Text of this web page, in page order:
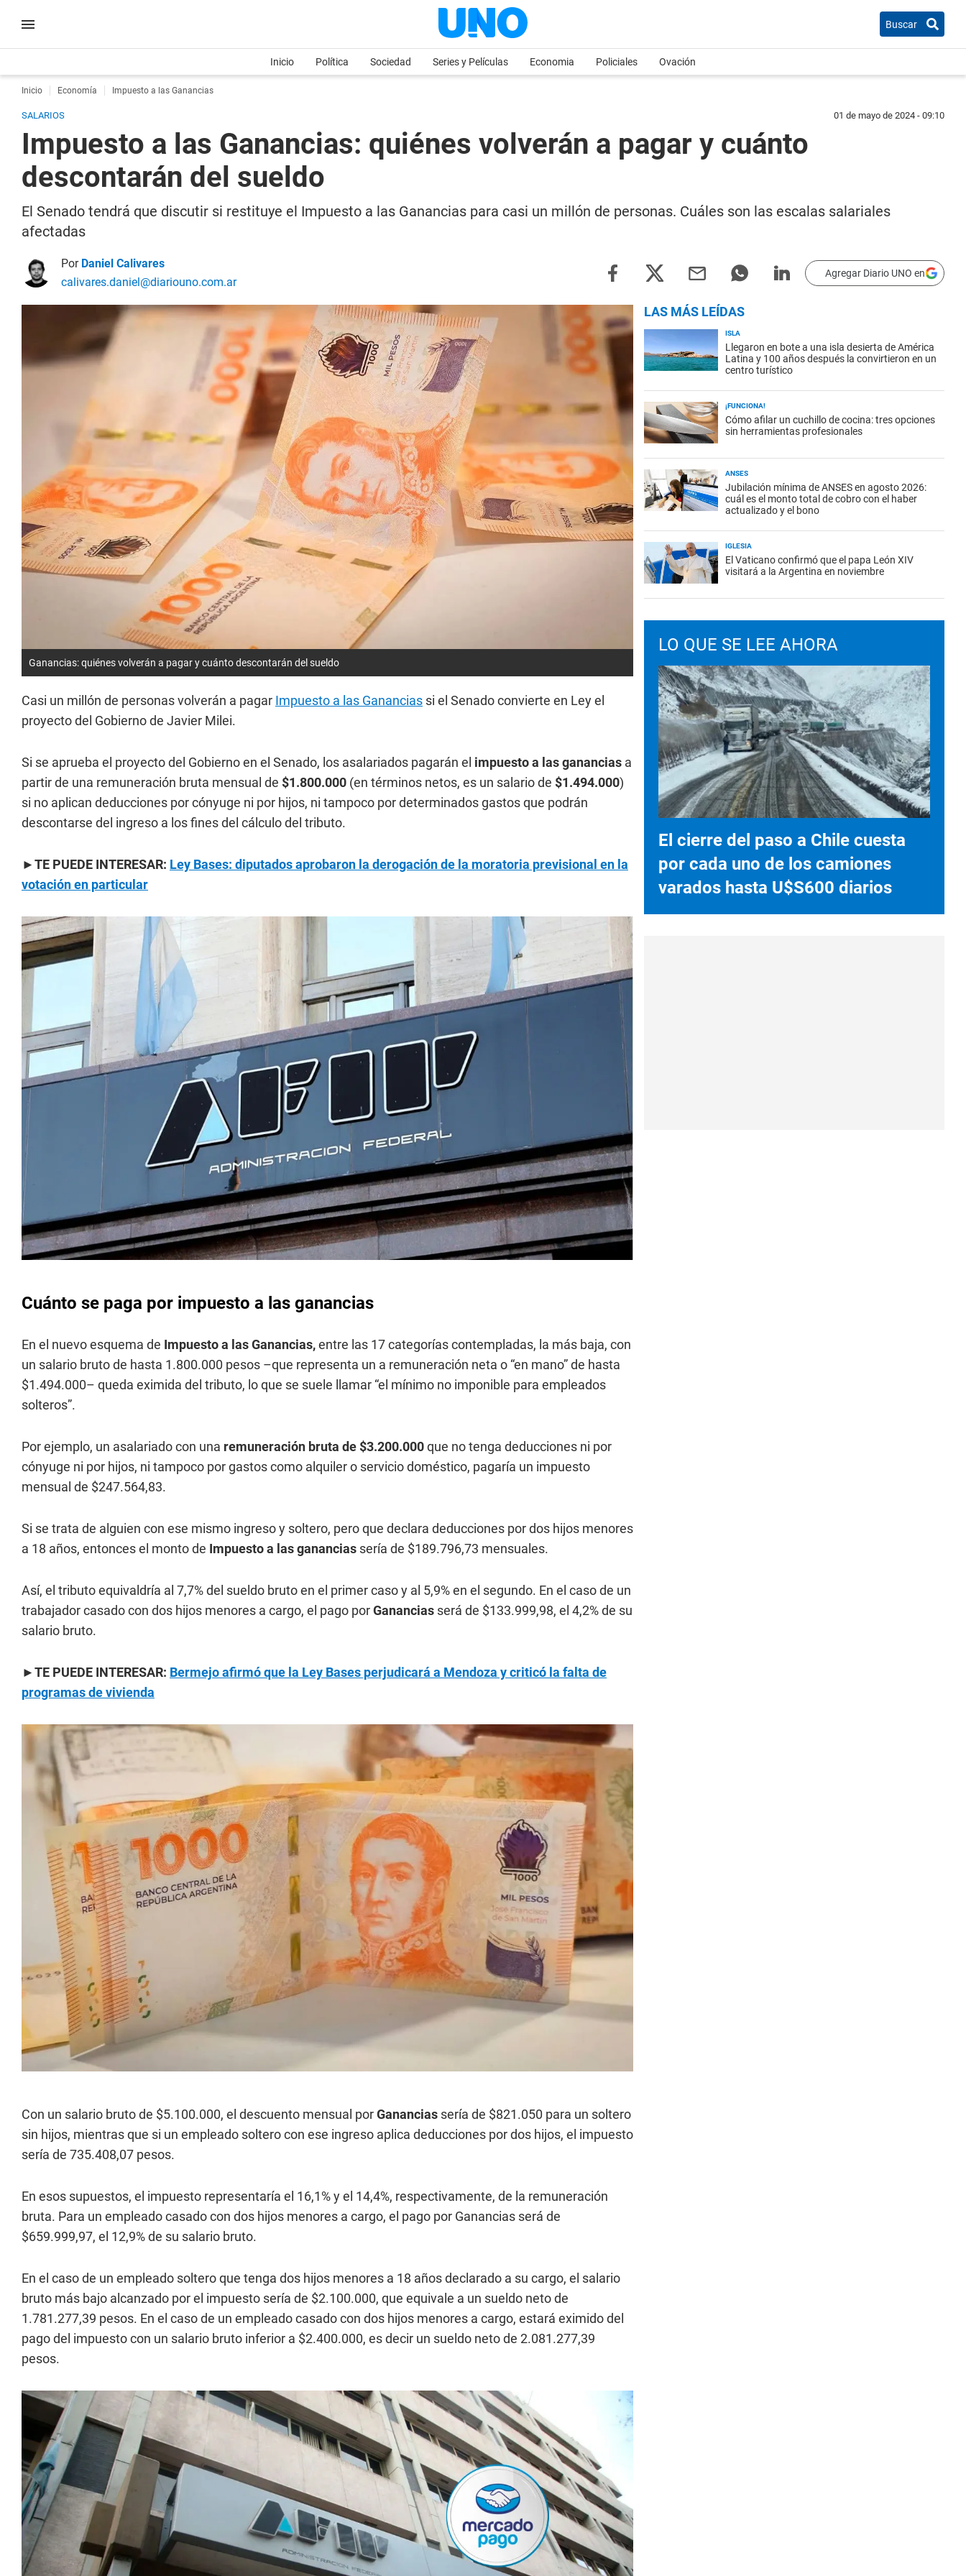
Buscar
Inicio Política Sociedad Series y Películas Economia Policiales Ovación
Inicio Economía Impuesto a las Ganancias
SALARIOS 01 de mayo de 2024 - 09:10
Impuesto a las Ganancias: quiénes volverán a pagar y cuánto
descontarán del sueldo
El Senado tendrá que discutir si restituye el Impuesto a las Ganancias para casi un millón de personas. Cuáles son las escalas salariales
afectadas
Por Daniel Calivares
calivares.daniel@diariouno.com.ar
Agregar Diario UNO en
Ganancias: quiénes volverán a pagar y cuánto descontarán del sueldo
Casi un millón de personas volverán a pagar Impuesto a las Ganancias si el Senado convierte en Ley el
proyecto del Gobierno de Javier Milei.
Si se aprueba el proyecto del Gobierno en el Senado, los asalariados pagarán el impuestoa las ganancias a
partir de una remuneración bruta mensual de $1.800.000 (en términos netos, es un salario de $1.494.000)
si no aplican deducciones por cónyuge ni por hijos, ni tampoco por determinados gastos que podrán
descontarse del ingreso a los fines del cálculo del tributo.
►TE PUEDE INTERESAR: Ley Bases: diputados aprobaron la derogación de la moratoria previsional en la
votación en particular
Cuánto se paga por impuesto a las ganancias
En el nuevo esquema de Impuesto a las Ganancias,entre las 17 categorías contempladas, la más baja, con
un salario bruto de hasta 1.800.000 pesos –que representa un a remuneración neta o “en mano” de hasta
$1.494.000– queda eximida del tributo, lo que se suele llamar “el mínimo no imponible para empleados
solteros”.
Por ejemplo, un asalariado con una remuneración bruta de $3.200.000que no tenga deducciones ni por
cónyuge ni por hijos, ni tampoco por gastos como alquiler o servicio doméstico, pagaría un impuesto
mensual de $247.564,83.
Si se trata de alguien con ese mismo ingreso y soltero, pero que declara deducciones por dos hijos menores
a 18 años, entonces el monto de Impuesto a lasganancias sería de $189.796,73 mensuales.
Así, el tributo equivaldría al 7,7% del sueldo bruto en el primer caso y al 5,9% en el segundo. En el caso de un
trabajador casado con dos hijos menores a cargo, el pago porGanancias será de $133.999,98, el 4,2% de su
salario bruto.
►TE PUEDE INTERESAR: Bermejo afirmó que la Ley Bases perjudicará a Mendoza y criticó la falta de
programas de vivienda
Con un salario bruto de $5.100.000, el descuento mensual porGanancias sería de $821.050 para un soltero
sin hijos, mientras que si un empleado soltero con ese ingreso aplica deducciones por dos hijos, el impuesto
sería de 735.408,07 pesos.
En esos supuestos, el impuesto representaría el 16,1% y el 14,4%, respectivamente, de la remuneración
bruta. Para un empleado casado con dos hijos menores a cargo, el pago por Ganancias será de
$659.999,97, el 12,9% de su salario bruto.
En el caso de un empleado soltero que tenga dos hijos menores a 18 años declarado a su cargo, el salario
bruto más bajo alcanzado por el impuesto sería de $2.100.000, que equivale a un sueldo neto de
1.781.277,39 pesos. En el caso de un empleado casado con dos hijos menores a cargo, estará eximido del
pago del impuesto con un salario bruto inferior a $2.400.000, es decir un sueldo neto de 2.081.277,39
pesos.
LAS MÁS LEÍDAS
ISLA
Llegaron en bote a una isla desierta de América
Latina y 100 años después la convirtieron en un
centro turístico
¡FUNCIONA!
Cómo afilar un cuchillo de cocina: tres opciones
sin herramientas profesionales
ANSES
Jubilación mínima de ANSES en agosto 2026:
cuál es el monto total de cobro con el haber
actualizado y el bono
IGLESIA
El Vaticano confirmó que el papa León XIV
visitará a la Argentina en noviembre
LO QUE SE LEE AHORA
El cierre del paso a Chile cuesta
por cada uno de los camiones
varados hasta U$S600 diarios